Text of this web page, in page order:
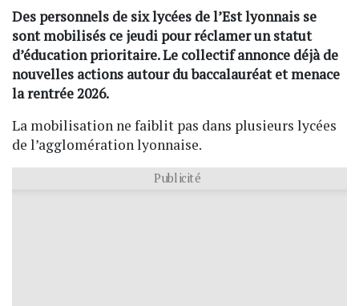
Des personnels de six lycées de l’Est lyonnais se
sont mobilisés ce jeudi pour réclamer un statut
d’éducation prioritaire. Le collectif annonce déjà de
nouvelles actions autour du baccalauréat et menace
la rentrée 2026.
La mobilisation ne faiblit pas dans plusieurs lycées
de l’agglomération lyonnaise.
Publicité